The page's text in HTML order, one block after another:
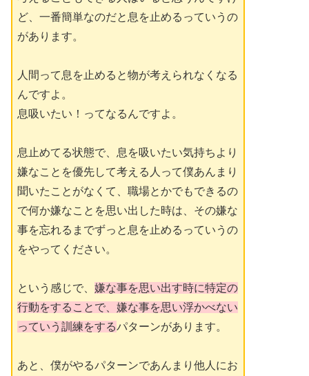
ど、一番簡単なのだと息を止めるっていうの
があります。
人間って息を止めると物が考えられなくなる
んですよ。
息吸いたい！ってなるんですよ。
息止めてる状態で、息を吸いたい気持ちより
嫌なことを優先して考える人って僕あんまり
聞いたことがなくて、職場とかでもできるの
で何か嫌なことを思い出した時は、その嫌な
事を忘れるまでずっと息を止めるっていうの
をやってください。
という感じで、 嫌な事を思い出す時に特定の
行動をすることで、嫌な事を思い浮かべない
っていう訓練をするパターンがあります。
あと、僕がやるパターンであんまり他人にお